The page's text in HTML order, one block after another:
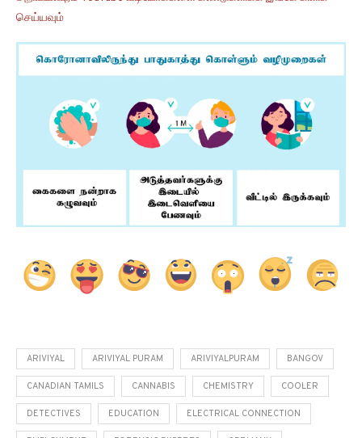
செய்யவும்
ARIVIYAL ARIVIYAL PURAM ARIVIYALPURAM BANGOV
CANADIAN TAMILS CANNABIS CHEMISTRY COOLER
DETECTIVES EDUCATION ELECTRICAL CONNECTION